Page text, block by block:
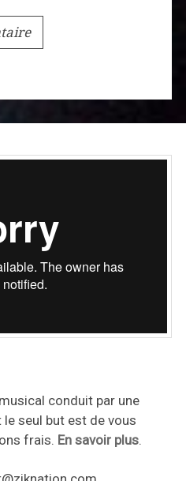
conduit par une
seul but est de vous
frais. En savoir plus.